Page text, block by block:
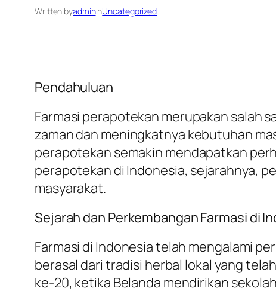
Written byadmininUncategorized
Pendahuluan
Farmasi perapotekan merupakan salah
zaman dan meningkatnya kebutuhan
perapotekan semakin mendapatkan
perapotekan di Indonesia, sejarahnya,
masyarakat.
Sejarah dan Perkembangan Farmasi di
Farmasi di Indonesia telah mengalami
berasal dari tradisi herbal lokal yang
ke-20, ketika Belanda mendirikan